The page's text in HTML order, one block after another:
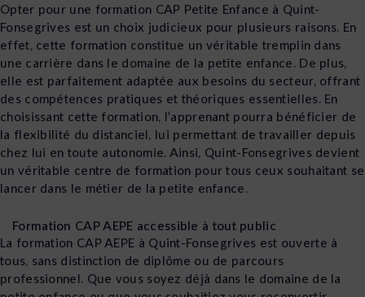
Opter pour une formation CAP Petite Enfance à Quint-
Fonsegrives est un choix judicieux pour plusieurs raisons. En
effet, cette formation constitue un véritable tremplin dans
une carrière dans le domaine de la petite enfance. De plus,
elle est parfaitement adaptée aux besoins du secteur, offrant
des compétences pratiques et théoriques essentielles. En
choisissant cette formation, l’apprenant pourra bénéficier de
la flexibilité du distanciel, lui permettant de travailler depuis
chez lui en toute autonomie. Ainsi, Quint-Fonsegrives devient
un véritable centre de formation pour tous ceux souhaitant se
lancer dans le métier de la petite enfance.
Formation CAP AEPE accessible à tout public
La formation CAP AEPE à Quint-Fonsegrives est ouverte à
tous, sans distinction de diplôme ou de parcours
professionnel. Que vous soyez déjà dans le domaine de la